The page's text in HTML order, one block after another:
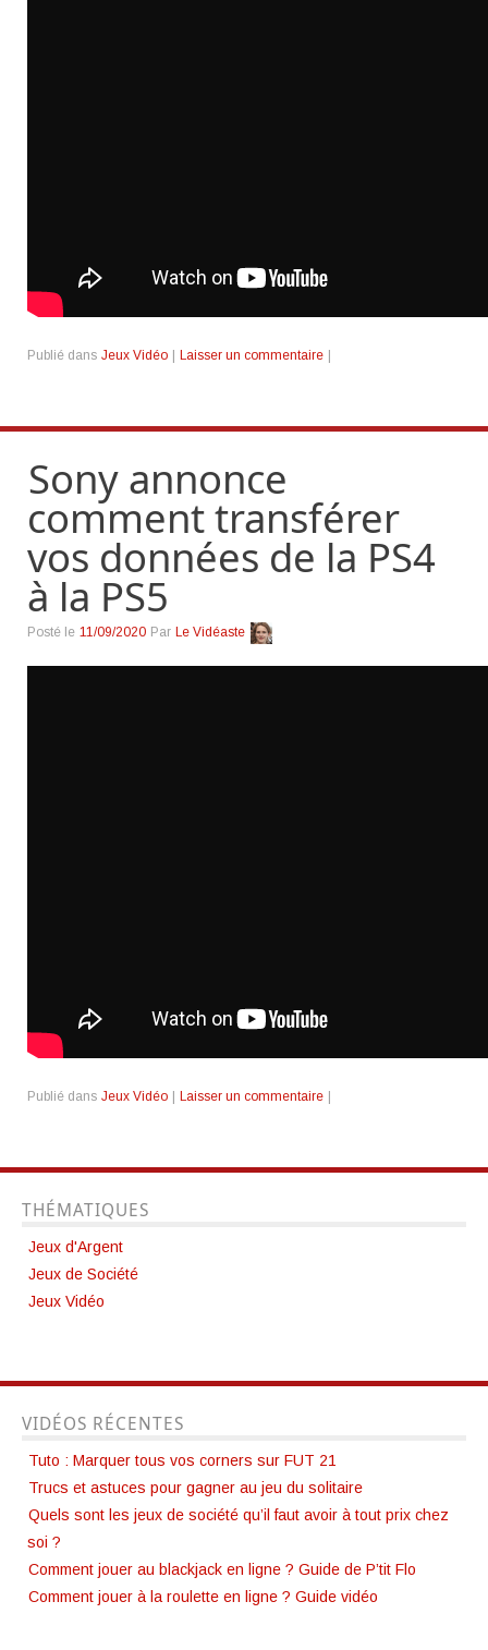
Publié dans Jeux Vidéo Laisser un commentaire
Sony annonce
comment transférer
vos données de la PS4
à la PS5
Posté le 11/09/2020 Par Le Vidéaste
Publié dans Jeux Vidéo | Laisser un commentaire |
THÉMATIQUES
Jeux d'Argent
Jeux de Société
Jeux Vidéo
VIDÉOS RÉCENTES
Tuto : Marquer tous vos corners sur FUT 21
Trucs et astuces pour gagner au jeu du solitaire
Quels sont les jeux de société qu’il faut avoir à tout prix chez
soi ?
Comment jouer au blackjack en ligne ? Guide de P’tit Flo
Comment jouer à la roulette en ligne ? Guide vidéo